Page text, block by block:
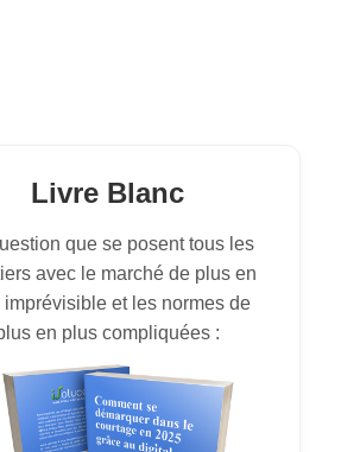
Livre Blanc
que se posent tous les
avec le marché de plus en
imprévisible et les normes de
en plus compliquées :